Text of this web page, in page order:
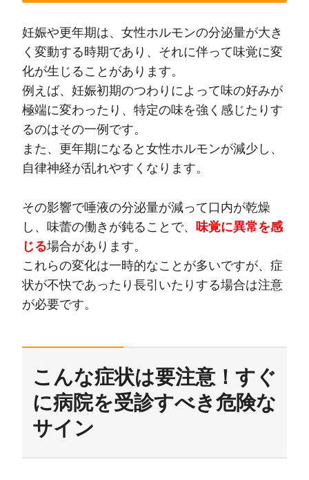
妊娠や更年期は、女性ホルモンの分泌量が大き
く変動する時期であり、それに伴って味覚に変
化が生じることがあります。
例えば、妊娠初期のつわりによって味の好みが
極端に変わったり、特定の味を強く感じたりす
るのはその一例です。
また、更年期になると女性ホルモンが減少し、
自律神経が乱れやすくなります。
その影響で唾液の分泌量が減って口内が乾燥
し、味蕾の働きが鈍ることで、 味覚に異常を感
じる場合があります。
これらの変化は一時的なことが多いですが、症
状が不快であったり長引いたりする場合は注意
が必要です。
こんな症状は要注意！すぐ
に病院を受診すべき危険な
サイン